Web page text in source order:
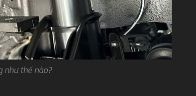
như thế nào?